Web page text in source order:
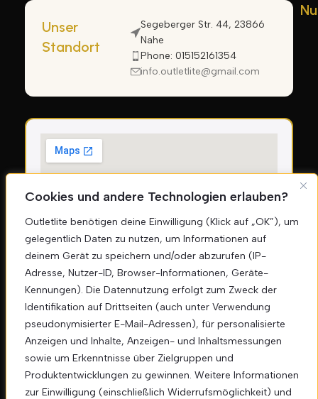
Cookies und andere Technologien erlauben?
Outletlite benötigen deine Einwilligung (Klick auf „OK”), um
gelegentlich Daten zu nutzen, um Informationen auf
deinem Gerät zu speichern und/oder abzurufen (IP-
Adresse, Nutzer-ID, Browser-Informationen, Geräte-
Kennungen). Die Datennutzung erfolgt zum Zweck der
Identifikation auf Drittseiten (auch unter Verwendung
pseudonymisierter E-Mail-Adressen), für personalisierte
Anzeigen und Inhalte, Anzeigen- und Inhaltsmessungen
sowie um Erkenntnisse über Zielgruppen und
Produktentwicklungen zu gewinnen. Weitere Informationen
zur Einwilligung (einschließlich Widerrufsmöglichkeit) und
Unser
Standort
Segeberger Str. 44, 23866
Nahe
Phone: 015152161354
info.outletlite@gmail.com
Sicherheitszahlungen